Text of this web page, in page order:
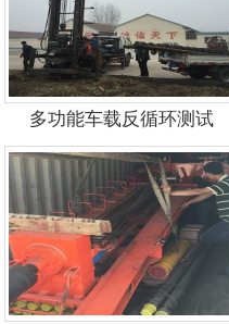
多功能车载反循环测试